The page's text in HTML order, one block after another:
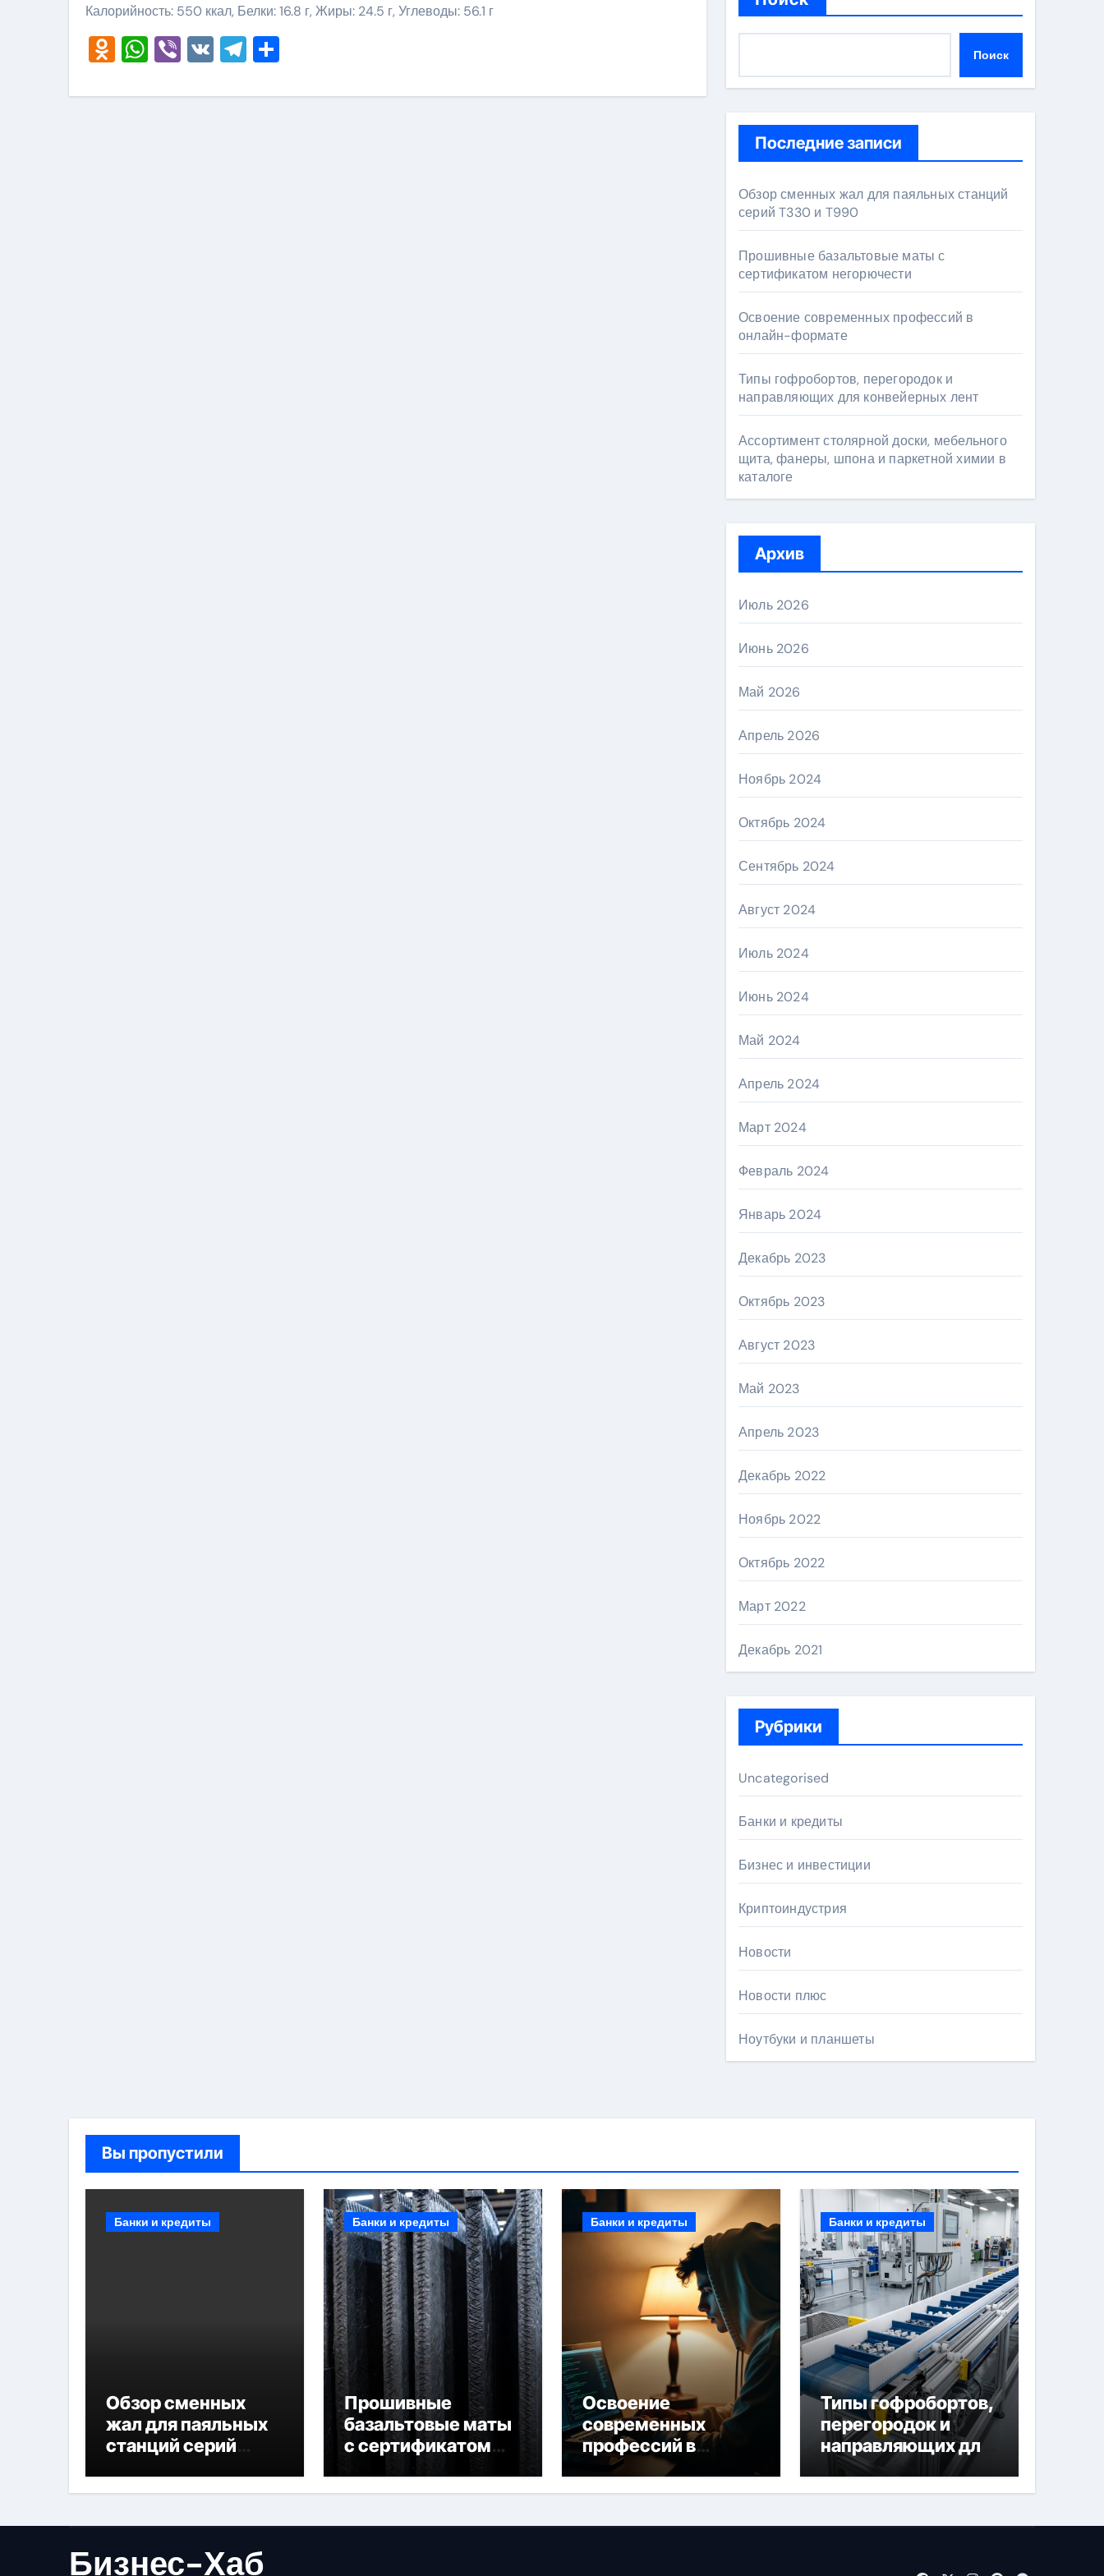
Калорийность: 550 ккал, Белки: 16.8 г, Жиры: 24.5 г, Углеводы: 56.1 г
Odnoklassniki
WhatsApp
Viber
VKTelegram Поиск
Последние записи
Обзор сменных жал для паяльных станций
серий T330 и T990
Прошивные базальтовые маты с
сертификатом негорючести
Освоение современных профессий в
онлайн-формате
Типы гофробортов, перегородок и
направляющих для конвейерных лент
Ассортимент столярной доски, мебельного
щита, фанеры, шпона и паркетной химии в
каталоге
Архив
Июль 2026
Июнь 2026
Май 2026
Апрель 2026
Ноябрь 2024
Октябрь 2024
Сентябрь 2024
Август 2024
Июль 2024
Июнь 2024
Май 2024
Апрель 2024
Март 2024
Февраль 2024
Январь 2024
Декабрь 2023
Октябрь 2023
Август 2023
Май 2023
Апрель 2023
Декабрь 2022
Ноябрь 2022
Октябрь 2022
Март 2022
Декабрь 2021
Рубрики
Uncategorised
Банки и кредиты
Бизнес и инвестиции
Криптоиндустрия
Новости
Новости плюс
Ноутбуки и планшеты
Вы пропустили
Банки и кредиты
Обзор сменных
жал для паяльных
станций серий
Банки и кредиты
Прошивные
базальтовые маты
с сертификатом
негорючести
Банки и кредиты
Освоение
современных
профессий в
онлайн-формате
Банки и кредиты
Типы гофробортов,
перегородок и
направляющих для
конвейерных лент
Бизнес-Хаб